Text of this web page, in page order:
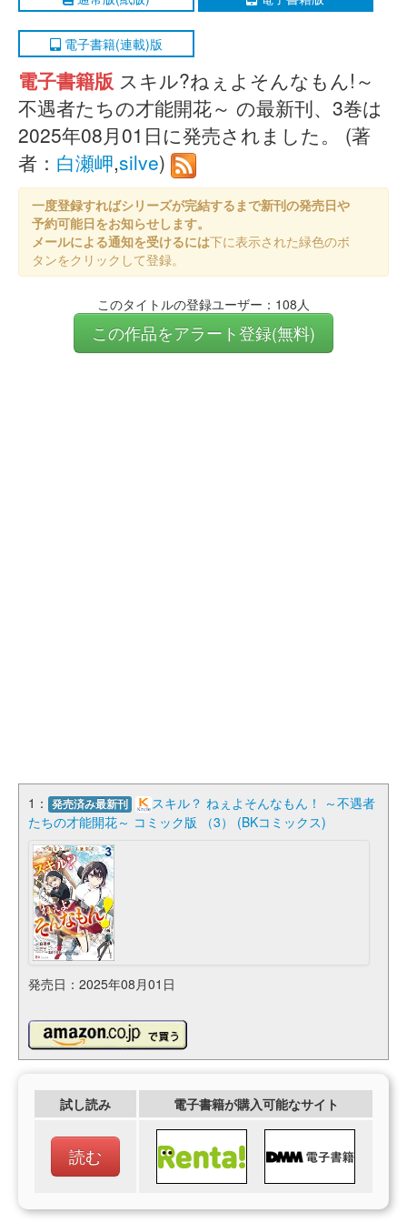
電子書籍(連載)版
電子書籍版 スキル?ねぇよそんなもん!～
不遇者たちの才能開花～ の最新刊、3巻は
2025年08月01日に発売されました。 (著
者： 白瀬岬,silve)
一度登録すればシリーズが完結するまで新刊の発売日や
予約可能日をお知らせします。
メールによる通知を受けるには下に表示された緑色のボ
タンをクリックして登録。
このタイトルの登録ユーザー：108人
この作品をアラート登録(無料)
1： 発売済み最新刊
スキル？ ねぇよそんなもん！ ～不遇者
たちの才能開花～ コミック版 （3） (BKコミックス)
発売日：2025年08月01日
試し読み 電子書籍が購入可能なサイト
読む